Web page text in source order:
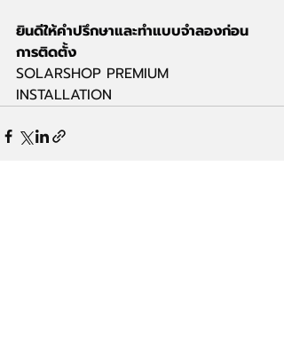
ยินดีให้คำปรึกษาและทำแบบจำลองก่อน
การติดตั้ง
SOLARSHOP PREMIUM
INSTALLATION